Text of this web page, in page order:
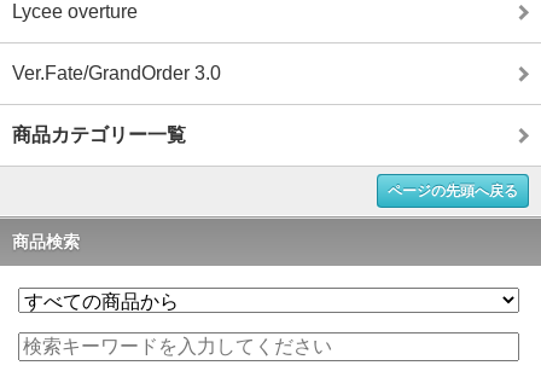
Lycee overture
Ver.Fate/GrandOrder 3.0
商品カテゴリー一覧
ページの先頭へ戻る
商品検索